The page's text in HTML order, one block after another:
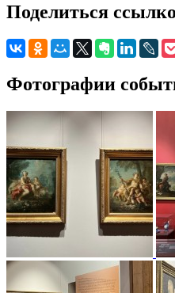
Поделиться
Фотографии